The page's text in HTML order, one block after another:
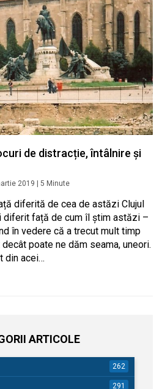
de distracție, întâlnire și
2019 5 Minute
diferită de cea de astăzi Clujul
diferit față de cum îl știm astăzi –
în vedere că a trecut mult timp
poate ne dăm seama, uneori.
din acei…
ARTICOLE
262
291